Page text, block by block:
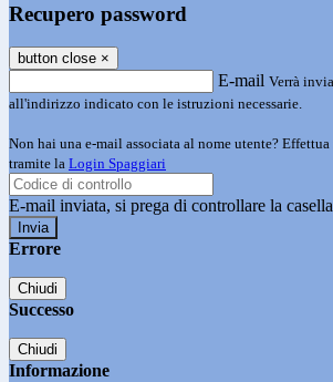
Recupero password
button close ×
E-mail Verrà
all'indirizzo indicato con le istruzioni necessarie.
Non hai una e-mail associata al nome utente?
tramite la Login Spaggiari
E-mail inviata, si prega di controllare la
Errore
Chiudi
Successo
Chiudi
Informazione